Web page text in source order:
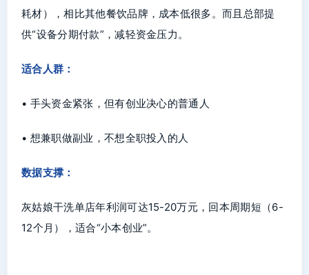
耗材），相比其他餐饮品牌，成本低很多。而且总部提
供“设备分期付款”，减轻资金压力。
适合人群：
• 手头资金紧张，但有创业决心的普通人
• 想兼职做副业，不想全职投入的人
数据支撑：
灰姑娘干洗单店年利润可达15-20万元，回本周期短（6-
12个月），适合“小本创业”。